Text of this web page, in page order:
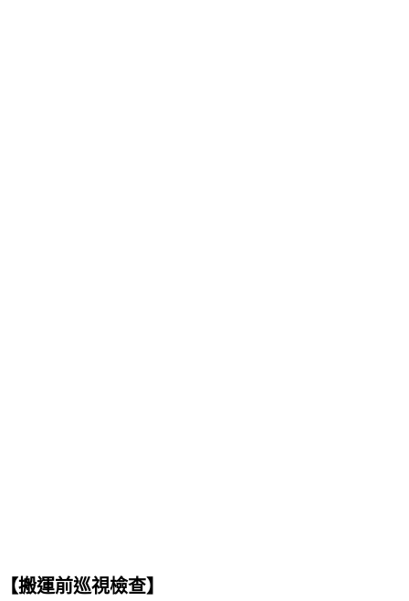
【搬運前巡視檢查】